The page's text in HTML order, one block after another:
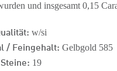
und insgesamt 0,15
w/si
/ Feingehalt: Gelbgold 585
19